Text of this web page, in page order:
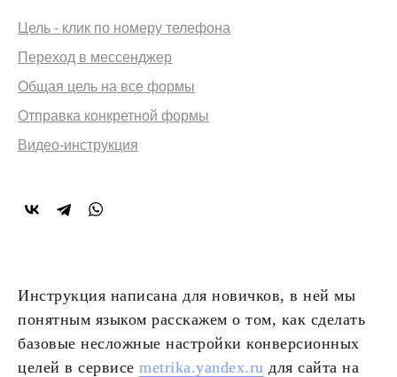
Цель - клик по номеру телефона
Переход в мессенджер
Общая цель на все формы
Отправка конкретной формы
Видео-инструкция
Инструкция написана для новичков, в ней мы
понятным языком расскажем о том, как сделать
базовые несложные настройки конверсионных
целей в сервисе metrika.yandex.ru для сайта на